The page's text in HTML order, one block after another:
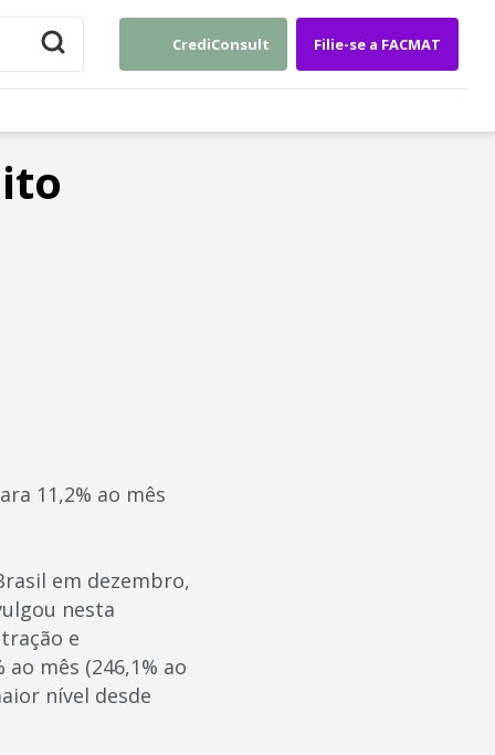
CrediConsult Filie-se a FACMAT
11,2% ao mês
em dezembro,
nesta
e
mês (246,1% ao
nível desde